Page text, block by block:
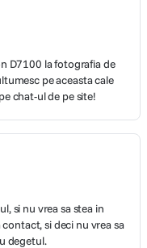
D7100 la fotografia de
pe aceasta cale
chat-ul de pe site!
si nu vrea sa stea in
si deci nu vrea sa
degetul.